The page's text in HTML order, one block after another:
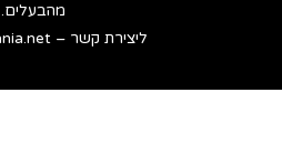
מהבעלים.
ליצירת קשר – info@gymania.net